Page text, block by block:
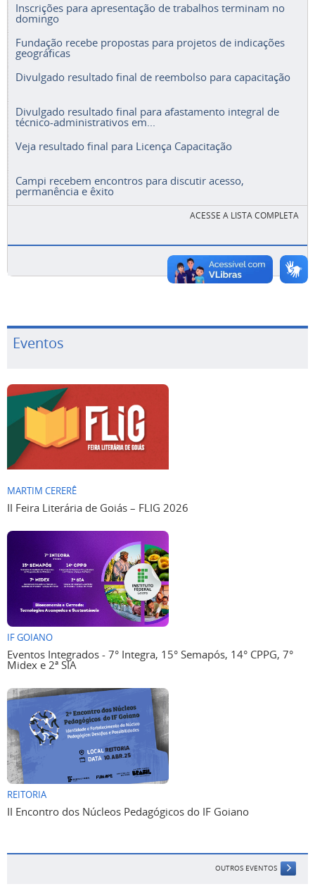
Inscrições para apresentação de trabalhos terminam no
domingo
Fundação recebe propostas para projetos de indicações
geográficas
Divulgado resultado final de reembolso para capacitação
Divulgado resultado final para afastamento integral de
técnico-administrativos em...
Veja resultado final para Licença Capacitação
Campi recebem encontros para discutir acesso,
permanência e êxito
ACESSE A LISTA COMPLETA
Eventos
MARTIM CERERÊ
II Feira Literária de Goiás – FLIG 2026
IF GOIANO
Eventos Integrados - 7° Integra, 15° Semapós, 14° CPPG, 7°
Midex e 2ª SIA
REITORIA
II Encontro dos Núcleos Pedagógicos do IF Goiano
OUTROS EVENTOS